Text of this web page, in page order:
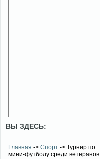
ВЫ ЗДЕСЬ:
Главная -> Спорт -> Турнир по
мини-футболу среди ветеранов